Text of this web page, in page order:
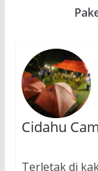
Cidahu
Terletak di